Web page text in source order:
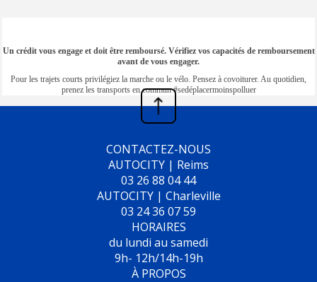
Un crédit vous engage et doit être remboursé. Vérifiez vos capacités de remboursement
avant de vous engager.
Pour les trajets courts privilégiez la marche ou le vélo. Pensez à covoiturer. Au quotidien,
prenez les transports en commun #sedéplacermoinspolluer
CONTACTEZ-NOUS
AUTOCITY | Reims
03 26 88 04 44
AUTOCITY | Charleville
03 24 36 07 59
HORAIRES
du lundi au samedi
9h- 12h/14h-19h
À PROPOS